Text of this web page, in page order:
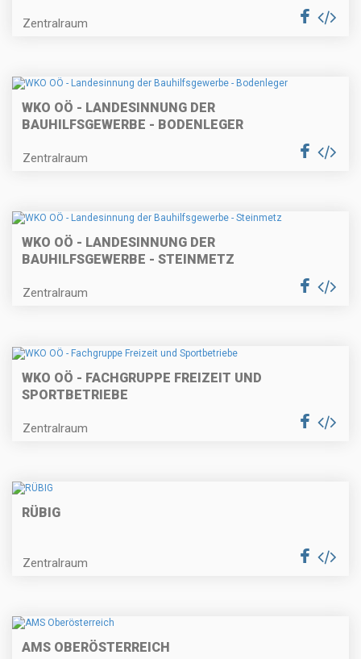
Zentralraum
WKO OÖ - LANDESINNUNG DER
BAUHILFSGEWERBE - BODENLEGER
Zentralraum
WKO OÖ - LANDESINNUNG DER
BAUHILFSGEWERBE - STEINMETZ
Zentralraum
WKO OÖ - FACHGRUPPE FREIZEIT UND
SPORTBETRIEBE
Zentralraum
RÜBIG
Zentralraum
AMS OBERÖSTERREICH